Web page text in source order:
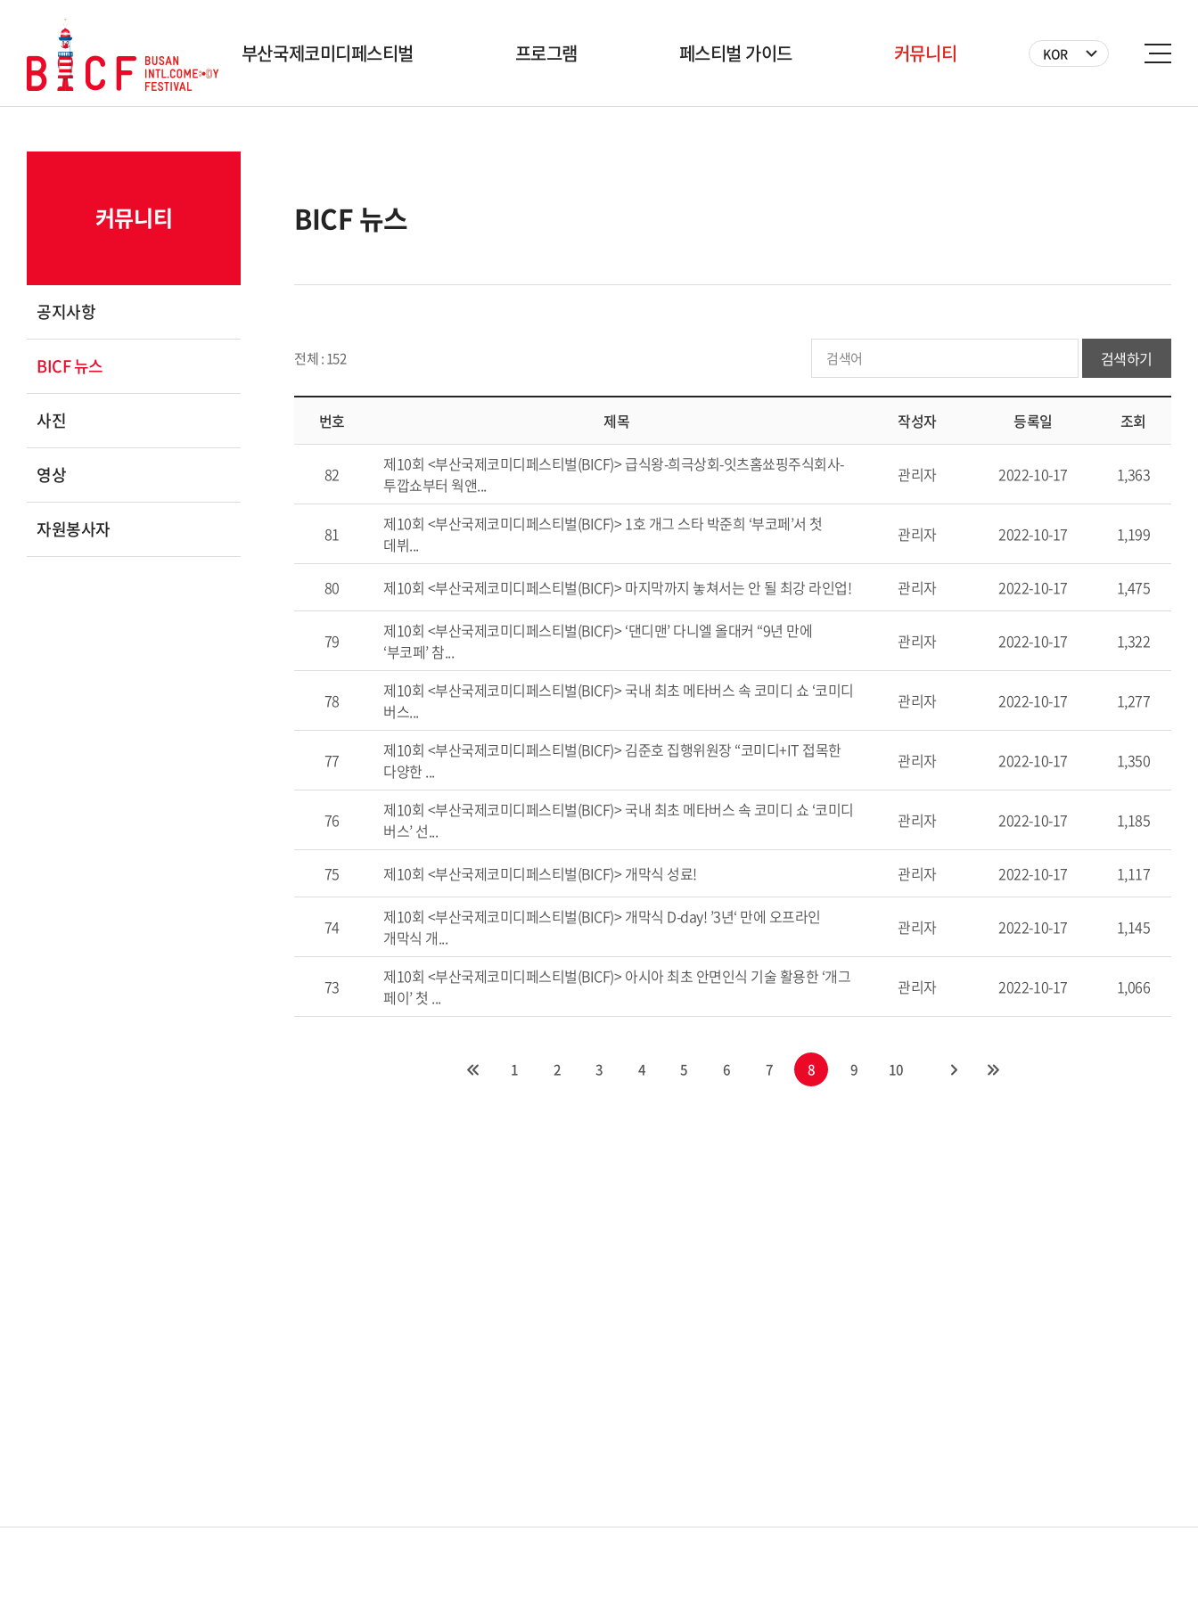
KOR
부산국제코미디페스티벌
역대 수상작
프로그램 페스티벌 가이드 커뮤니티
커뮤니티
공지사항
BICF 뉴스
사진
영상
자원봉사자
BICF 뉴스
전체 : 152 검색하기
번호 제목 작성자 등록일 조회
82
제10회 <부산국제코미디페스티벌(BICF)> 급식왕-희극상회-잇츠홈쑈핑주식회사-
투깝쇼부터 웍앤...
관리자 2022-10-17 1,363
81
제10회 <부산국제코미디페스티벌(BICF)> 1호 개그 스타 박준희 ‘부코페’서 첫
데뷔...
관리자 2022-10-17 1,199
80 제10회 <부산국제코미디페스티벌(BICF)> 마지막까지 놓쳐서는 안 될 최강 라인업! 관리자 2022-10-17 1,475
79
제10회 <부산국제코미디페스티벌(BICF)> ‘댄디맨’ 다니엘 올대커 “9년 만에
‘부코페’ 참...
관리자 2022-10-17 1,322
78
제10회 <부산국제코미디페스티벌(BICF)> 국내 최초 메타버스 속 코미디 쇼 ‘코미디
버스...
관리자 2022-10-17 1,277
77
제10회 <부산국제코미디페스티벌(BICF)> 김준호 집행위원장 “코미디+IT 접목한
다양한 ...
관리자 2022-10-17 1,350
76
제10회 <부산국제코미디페스티벌(BICF)> 국내 최초 메타버스 속 코미디 쇼 ‘코미디
버스’ 선...
관리자 2022-10-17 1,185
75 제10회 <부산국제코미디페스티벌(BICF)> 개막식 성료! 관리자 2022-10-17 1,117
74
제10회 <부산국제코미디페스티벌(BICF)> 개막식 D-day! ’3년‘ 만에 오프라인
개막식 개...
관리자 2022-10-17 1,145
73
제10회 <부산국제코미디페스티벌(BICF)> 아시아 최초 안면인식 기술 활용한 ‘개그
페이’ 첫 ...
관리자 2022-10-17 1,066
1 2 3 4 5 6 7 8 9 10